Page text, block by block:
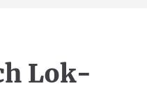
Lok-